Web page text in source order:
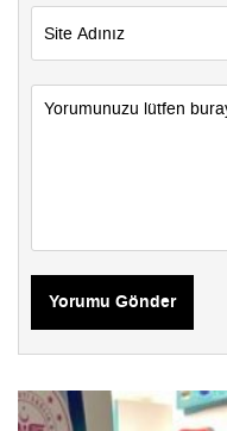
Yorumu Gönder